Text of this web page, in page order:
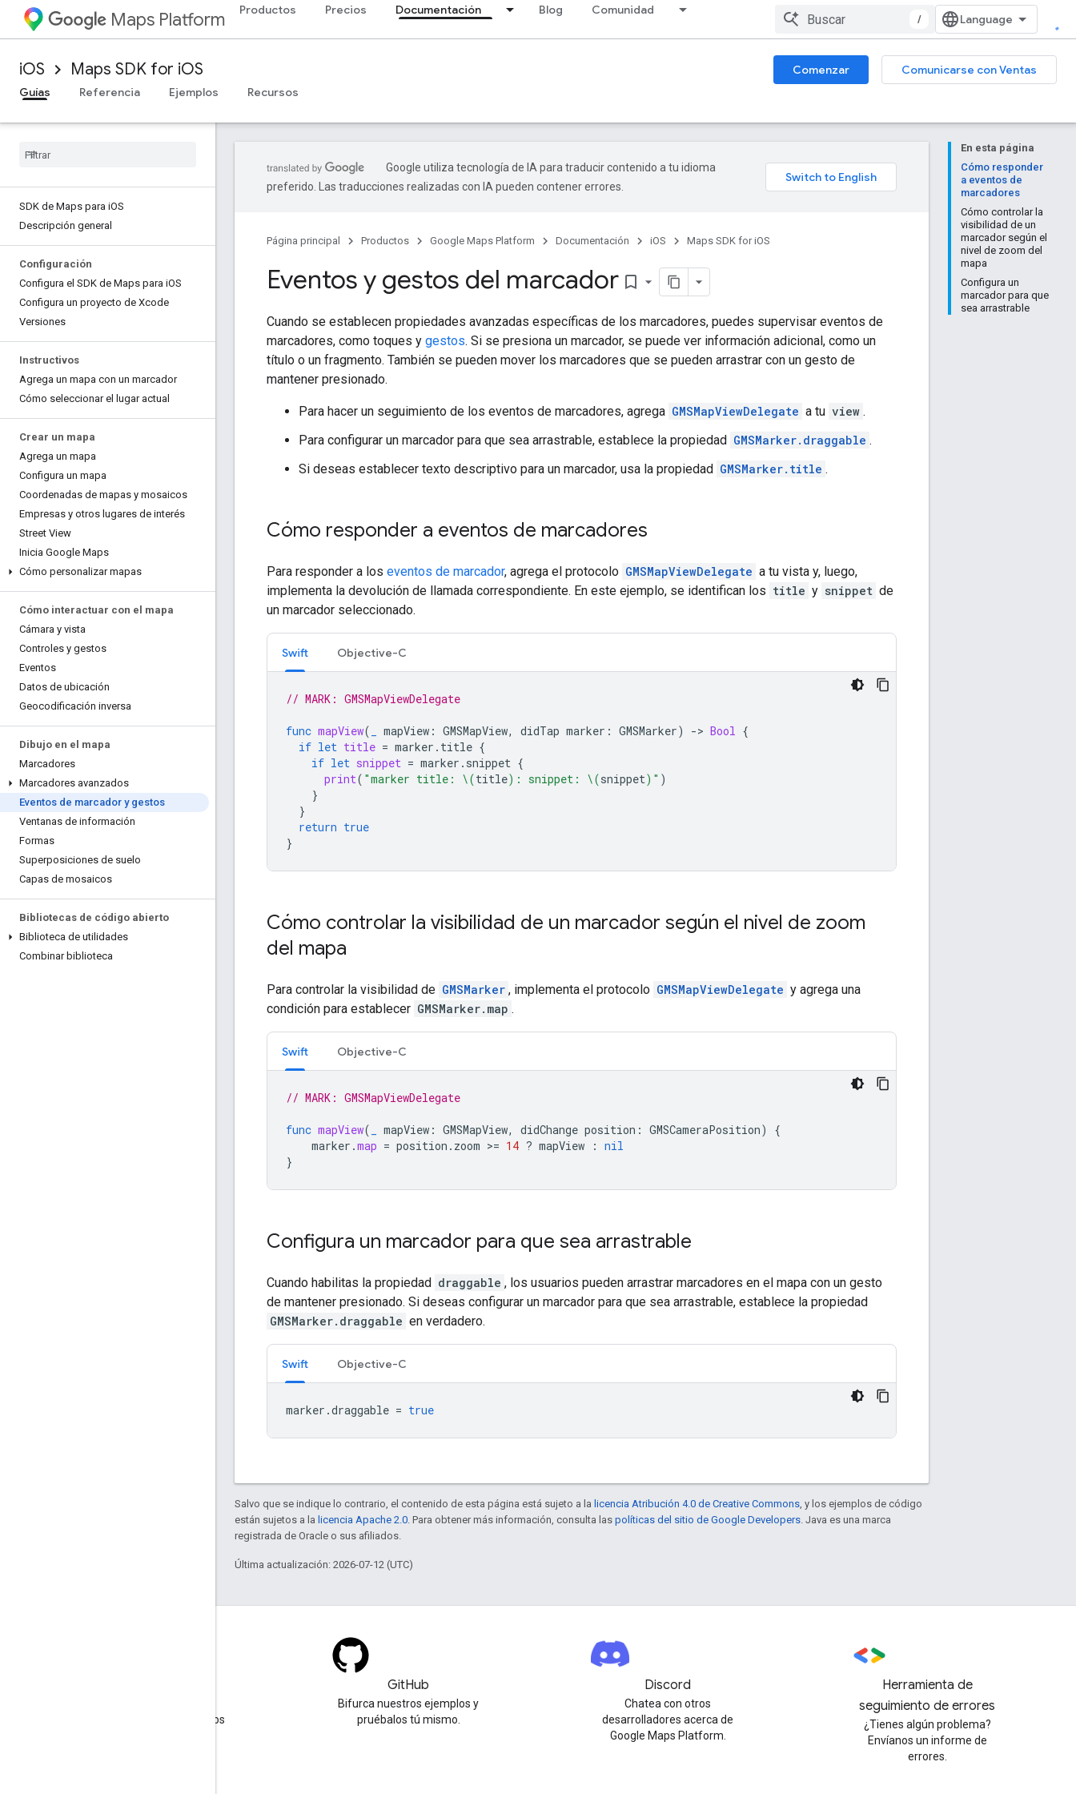
Maps Platform Productos Precios Documentación Blog Comunidad
/
iOS Maps SDK for iOS Comenzar
Comunicarse con Ventas
Guías
Referencia Ejemplos Recursos
SDK de Maps para iOS
Descripción general
Configuración
Configura el SDK de Maps para iOS
Configura un proyecto de Xcode
Versiones
Instructivos
Agrega un mapa con un marcador
Cómo seleccionar el lugar actual
Crear un mapa
Agrega un mapa
Configura un mapa
Coordenadas de mapas y mosaicos
Empresas y otros lugares de interés
Street View
Inicia Google Maps
Cómo personalizar mapas
Cómo interactuar con el mapa
Cámara y vista
Controles y gestos
Eventos
Datos de ubicación
Geocodificación inversa
Dibujo en el mapa
Marcadores
Marcadores avanzados
Eventos de marcador y gestos
Ventanas de información
Formas
Superposiciones de suelo
Capas de mosaicos
Bibliotecas de código abierto
Biblioteca de utilidades
Combinar biblioteca
En esta página
Cómo responder
a eventos de
marcadores
Cómo controlar la
visibilidad de un
marcador según el
nivel de zoom del
mapa
Configura un
marcador para que
sea arrastrable
Google utiliza tecnología de IA para traducir contenido a tu idioma
preferido. Las traducciones realizadas con IA pueden contener errores.
Página principal Productos Google Maps Platform Documentación iOS Maps SDK for iOS
Eventos y gestos del marcador bookmark_border
Cuando se establecen propiedades avanzadas específicas de los marcadores, puedes supervisar eventos de
marcadores, como toques y gestos. Si se presiona un marcador, se puede ver información adicional, como un
título o un fragmento. También se pueden mover los marcadores que se pueden arrastrar con un gesto de
mantener presionado.
Para hacer un seguimiento de los eventos de marcadores, agrega GMSMapViewDelegate a tu view .
Para configurar un marcador para que sea arrastrable, establece la propiedad GMSMarker.draggable .
Si deseas establecer texto descriptivo para un marcador, usa la propiedad GMSMarker.title .
Cómo responder a eventos de marcadores
Para responder a los eventos de marcador, agrega el protocolo GMSMapViewDelegate a tu vista y, luego,
implementa la devolución de llamada correspondiente. En este ejemplo, se identifican los title y snippet de
un marcador seleccionado.
Swift Objective-C
// MARK: GMSMapViewDelegate
func mapView( mapView : GMSMapView, didTap marker : GMSMarker) -> Bool {
if let title = marker . title {
if let snippet = marker . snippet {
print( "marker title: \(title) : snippet: \(snippet) " )
}
}
return true
}
Cómo controlar la visibilidad de un marcador según el nivel de zoom
del mapa
Para controlar la visibilidad de GMSMarker , implementa el protocolo GMSMapViewDelegate y agrega una
condición para establecer GMSMarker.map .
Swift Objective-C
// MARK: GMSMapViewDelegate
func mapView( mapView : GMSMapView, didChange position : GMSCameraPosition)
{
marker .map = position . zoom >= 14 ? mapView : nil
}
Configura un marcador para que sea arrastrable
Cuando habilitas la propiedad draggable , los usuarios pueden arrastrar marcadores en el mapa con un gesto
de mantener presionado. Si deseas configurar un marcador para que sea arrastrable, establece la propiedad
GMSMarker.draggable en verdadero.
Swift Objective-C
marker .draggable = true
Salvo que se indique lo contrario, el contenido de esta página está sujeto a la licencia Atribución 4.0 de Creative Commons , y los ejemplos de código
están sujetos a la licencia Apache 2.0 . Para obtener más información, consulta las políticas del sitio de Google Developers . Java es una marca
registrada de Oracle o sus afiliados.
Última actualización: 2026-07-12 (UTC)
etiqueta google-maps-sdk-ios
GitHub
Bifurca nuestros ejemplos y
pruébalos tú mismo.
Discord
Chatea con otros
desarrolladores acerca de
Google Maps Platform.
Herramienta de
seguimiento de errores
¿Tienes algún problema?
Envíanos un informe de
errores.